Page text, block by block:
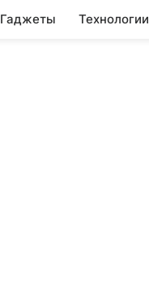
Гаджеты Технологии